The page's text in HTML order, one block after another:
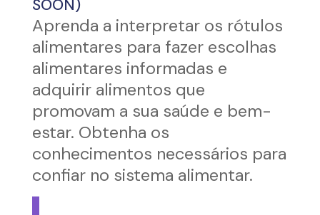
SOON)
Aprenda a interpretar os rótulos
alimentares para fazer escolhas
alimentares informadas e
adquirir alimentos que
promovam a sua saúde e bem-
estar. Obtenha os
conhecimentos necessários para
confiar no sistema alimentar.